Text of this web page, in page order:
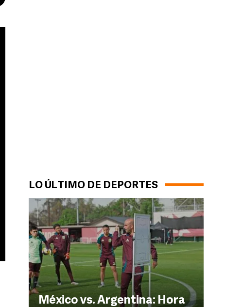
LO ÚLTIMO DE DEPORTES
México vs. Argentina: Hora